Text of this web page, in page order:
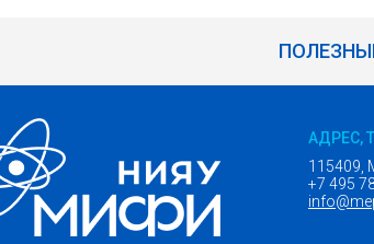
АДРЕС,
115409,
+7 495